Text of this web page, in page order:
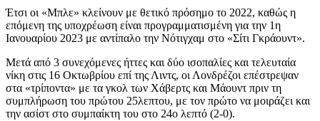
Έτσι οι «Μπλε» κλείνουν με θετικό πρόσημο το 2022, καθώς η
επόμενη της υποχρέωση είναι προγραμματισμένη για την 1η
Ιανουαρίου 2023 με αντίπαλο την Νότιγχαμ στο «Σίτι Γκράουντ».
Μετά από 3 συνεχόμενες ήττες και δύο ισοπαλίες και τελευταία
νίκη στις 16 Οκτωβρίου επί της Λιντς, οι Λονδρέζοι επέστρεψαν
στα «τρίποντα» με τα γκολ των Χάβερτς και Μάουντ πριν τη
συμπλήρωση του πρώτου 25λεπτου, με τον πρώτο να μοιράζει και
την ασίστ στο συμπαίκτη του στο 24ο λεπτό (2-0).